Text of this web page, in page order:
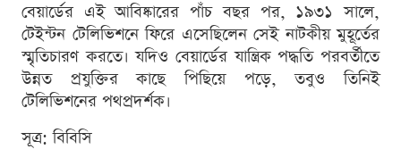
বেয়ার্ডের এই আবিষ্কারের পাঁচ বছর পর, ১৯৩১ সালে,
টেইন্টন টেলিভিশনে ফিরে এসেছিলেন সেই নাটকীয় মুহূর্তের
স্মৃতিচারণ করতে। যদিও বেয়ার্ডের যান্ত্রিক পদ্ধতি পরবর্তীতে
উন্নত প্রযুক্তির কাছে পিছিয়ে পড়ে, তবুও তিনিই
টেলিভিশনের পথপ্রদর্শক।
সূত্র: বিবিসি